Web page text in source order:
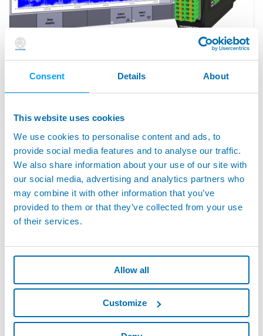
Consent Details About
This website uses cookies
We use cookies to personalise content and ads, to
provide social media features and to analyse our traffic.
We also share information about your use of our site with
our social media, advertising and analytics partners who
may combine it with other information that you’ve
provided to them or that they’ve collected from your use
of their services.
Allow all
Customize
GEMCMV - 衝突ダメージの回避